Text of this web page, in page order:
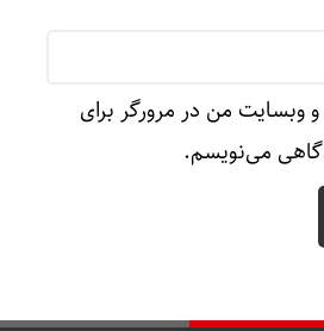
و وبسایت من در مرورگر برای
می‌نویسم.